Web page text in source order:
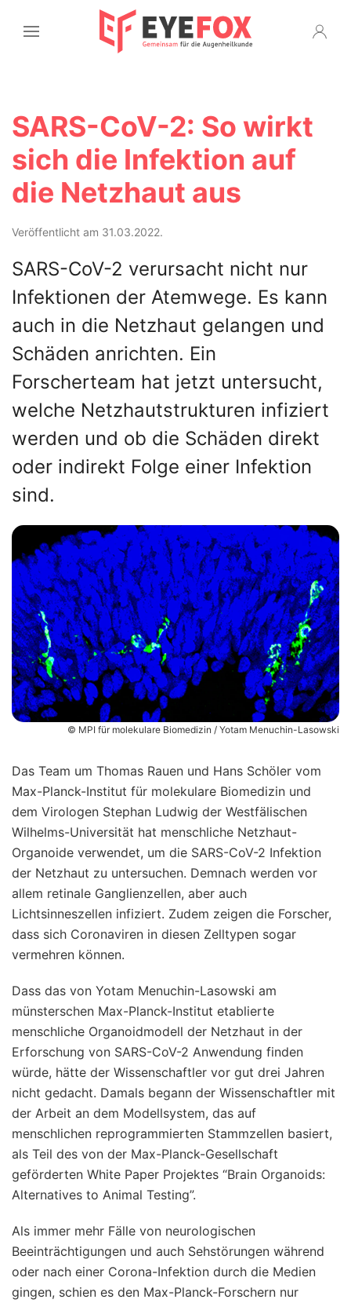
SARS-CoV-2: So wirkt
sich die Infektion auf
die Netzhaut aus
Veröffentlicht am 31.03.2022.
SARS-CoV-2 verursacht nicht nur
Infektionen der Atemwege. Es kann
auch in die Netzhaut gelangen und
Schäden anrichten. Ein
Forscherteam hat jetzt untersucht,
welche Netzhautstrukturen infiziert
werden und ob die Schäden direkt
oder indirekt Folge einer Infektion
sind.
© MPI für molekulare Biomedizin / Yotam Menuchin-Lasowski
Das Team um Thomas Rauen und Hans Schöler vom
Max-Planck-Institut für molekulare Biomedizin und
dem Virologen Stephan Ludwig der Westfälischen
Wilhelms-Universität hat menschliche Netzhaut-
Organoide verwendet, um die SARS-CoV-2 Infektion
der Netzhaut zu untersuchen. Demnach werden vor
allem retinale Ganglienzellen, aber auch
Lichtsinneszellen infiziert. Zudem zeigen die Forscher,
dass sich Coronaviren in diesen Zelltypen sogar
vermehren können.
Dass das von Yotam Menuchin-Lasowski am
münsterschen Max-Planck-Institut etablierte
menschliche Organoidmodell der Netzhaut in der
Erforschung von SARS-CoV-2 Anwendung finden
würde, hätte der Wissenschaftler vor gut drei Jahren
nicht gedacht. Damals begann der Wissenschaftler mit
der Arbeit an dem Modellsystem, das auf
menschlichen reprogrammierten Stammzellen basiert,
als Teil des von der Max-Planck-Gesellschaft
geförderten White Paper Projektes “Brain Organoids:
Alternatives to Animal Testing”.
Als immer mehr Fälle von neurologischen
Beeinträchtigungen und auch Sehstörungen während
oder nach einer Corona-Infektion durch die Medien
gingen, schien es den Max-Planck-Forschern nur